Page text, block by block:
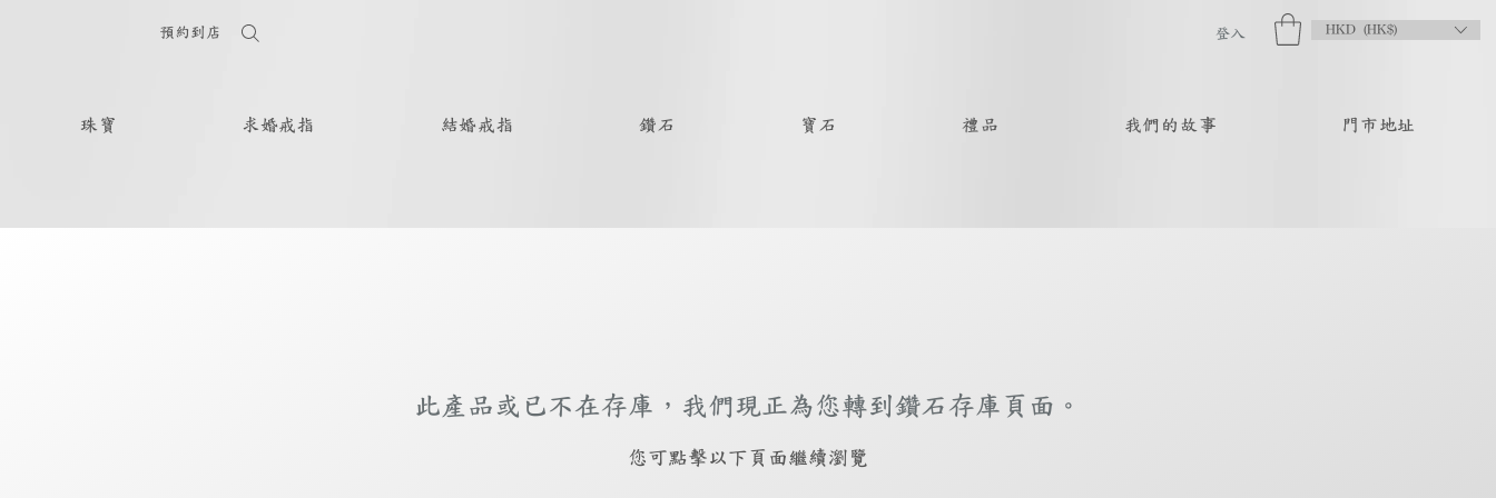
預約到店 登入 HKD (HK$)
珠寶 求婚戒指 結婚戒指 鑽石 寶石 禮品 我們的故事 門市地址
此產品或已不在存庫，我們現正為您轉到鑽石存庫頁面。
​您可點擊以下頁面繼續瀏覽